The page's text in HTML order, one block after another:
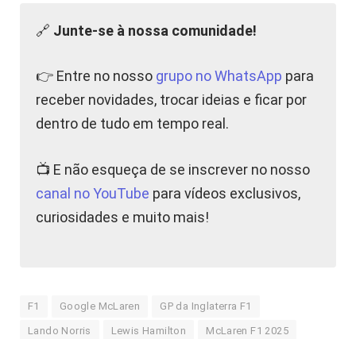
🔗 Junte-se à nossa comunidade!
👉 Entre no nosso grupo no WhatsApp para
receber novidades, trocar ideias e ficar por
dentro de tudo em tempo real.
📺 E não esqueça de se inscrever no nosso
canal no YouTube para vídeos exclusivos,
curiosidades e muito mais!
F1 Google McLaren GP da Inglaterra F1
Lando Norris Lewis Hamilton McLaren F1 2025